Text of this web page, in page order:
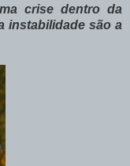
crise dentro da
instabilidade são a